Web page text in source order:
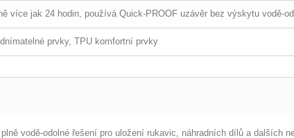
více jak 24 hodin, používá Quick-PROOF uzávěr bez výskytu vodě-
prvky, TPU komfortní prvky
vodě-odolné řešení pro uložení rukavic, náhradních dílů a dalších